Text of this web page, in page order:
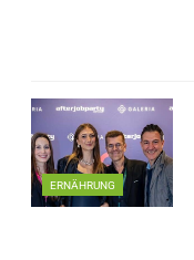
ERNÄHRUNG